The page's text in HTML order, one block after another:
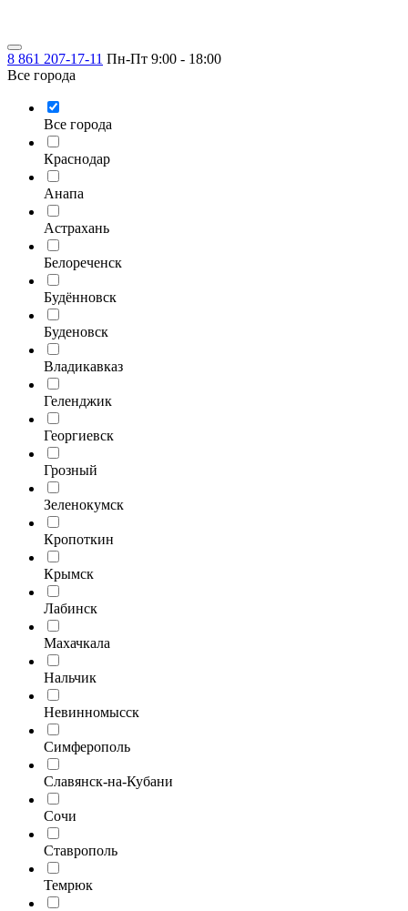
8 861 207-17-11 Пн-Пт 9:00 - 18:00
Все города
Все города
Краснодар
Анапа
Астрахань
Белореченск
Будённовск
Буденовск
Владикавказ
Геленджик
Георгиевск
Грозный
Зеленокумск
Кропоткин
Крымск
Лабинск
Махачкала
Нальчик
Невинномысск
Симферополь
Славянск-на-Кубани
Сочи
Ставрополь
Темрюк